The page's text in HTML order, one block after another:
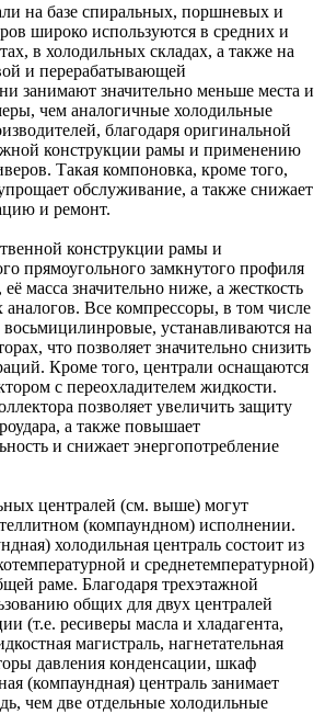
на базе спиральных, поршневых и
широко используются в средних и
в холодильных складах, а также на
и перерабатывающей
занимают значительно меньше места и
чем аналогичные холодильные
благодаря оригинальной
конструкции рамы и применению
Такая компоновка, кроме того,
обслуживание, а также снижает
и ремонт.
конструкции рамы и
прямоугольного замкнутого профиля
масса значительно ниже, а жесткость
Все компрессоры, в том числе
устанавливаются на
что позволяет значительно снизить
Кроме того, централи оснащаются
с переохладителем жидкости.
позволяет увеличить защиту
а также повышает
и снижает энергопотребление
централей (см. выше) могут
(компаундном) исполнении.
холодильная централь состоит из
и среднетемпературной)
раме. Благодаря трехэтажной
общих для двух централей
(т.е. ресиверы масла и хладагента,
магистраль, нагнетательная
давления конденсации, шкаф
(компаундная) централь занимает
чем две отдельные холодильные